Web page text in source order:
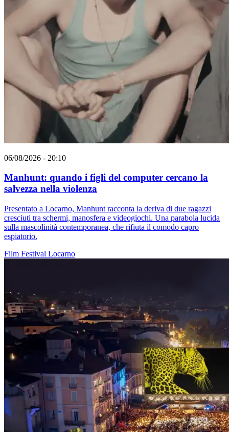
06/08/2026 - 20:10
Manhunt: quando i figli del computer cercano la
salvezza nella violenza
Presentato a Locarno, Manhunt racconta la deriva di due ragazzi
cresciuti tra schermi, manosfera e videogiochi. Una parabola lucida
sulla mascolinità contemporanea, che rifiuta il comodo capro
espiatorio.
Film Festival Locarno